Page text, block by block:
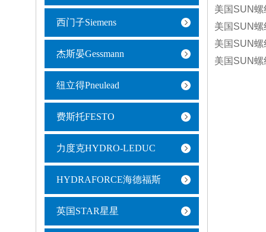
西门子Siemens
杰斯晏Gessmann
纽立得Pneulead
费斯托FESTO
力度克HYDRO-LEDUC
HYDRAFORCE海德福斯
英国STAR星星
美国SUN
美国SUN
美国SUN
美国SUN